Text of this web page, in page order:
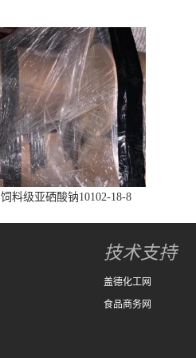
饲料级亚硒酸钠10102-18-8
技术支持
盖德化工网
食品商务网